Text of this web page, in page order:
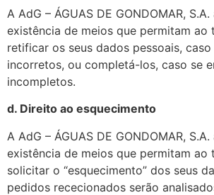
A AdG – ÁGUAS DE GONDOMAR,
existência de meios que permitam ao
retificar os seus dados pessoais,
incorretos, ou completá-los, caso se
incompletos.
d. Direito ao esquecimento
A AdG – ÁGUAS DE GONDOMAR,
existência de meios que permitam ao
solicitar o “esquecimento” dos seus
pedidos rececionados serão